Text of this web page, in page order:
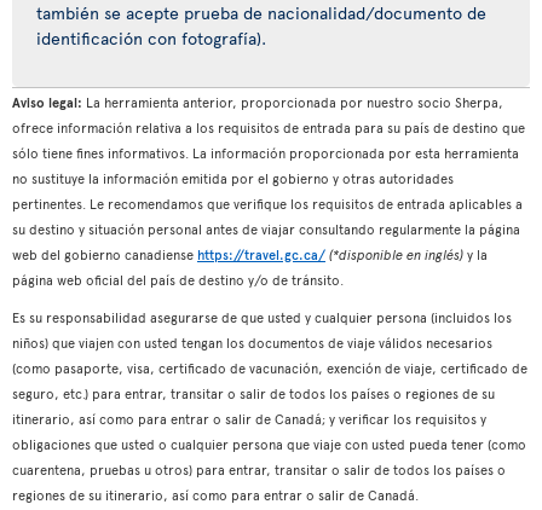
también se acepte prueba de nacionalidad/documento de
identificación con fotografía).
Aviso legal: La herramienta anterior, proporcionada por nuestro socio Sherpa,
ofrece información relativa a los requisitos de entrada para su país de destino que
sólo tiene fines informativos. La información proporcionada por esta herramienta
no sustituye la información emitida por el gobierno y otras autoridades
pertinentes. Le recomendamos que verifique los requisitos de entrada aplicables a
su destino y situación personal antes de viajar consultando regularmente la página
web del gobierno canadiense https://travel.gc.ca/ (*disponible en inglés) y la
página web oficial del país de destino y/o de tránsito.
Es su responsabilidad asegurarse de que usted y cualquier persona (incluidos los
niños) que viajen con usted tengan los documentos de viaje válidos necesarios
(como pasaporte, visa, certificado de vacunación, exención de viaje, certificado de
seguro, etc.) para entrar, transitar o salir de todos los países o regiones de su
itinerario, así como para entrar o salir de Canadá; y verificar los requisitos y
obligaciones que usted o cualquier persona que viaje con usted pueda tener (como
cuarentena, pruebas u otros) para entrar, transitar o salir de todos los países o
regiones de su itinerario, así como para entrar o salir de Canadá.